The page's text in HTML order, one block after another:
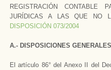
REGISTRACIÓN CONTABLE
JURÍDICAS A LAS QUE NO
DISPOSICIÓN 073/2004
A.- DISPOSICIONES
El artículo 86° del Anexo II del